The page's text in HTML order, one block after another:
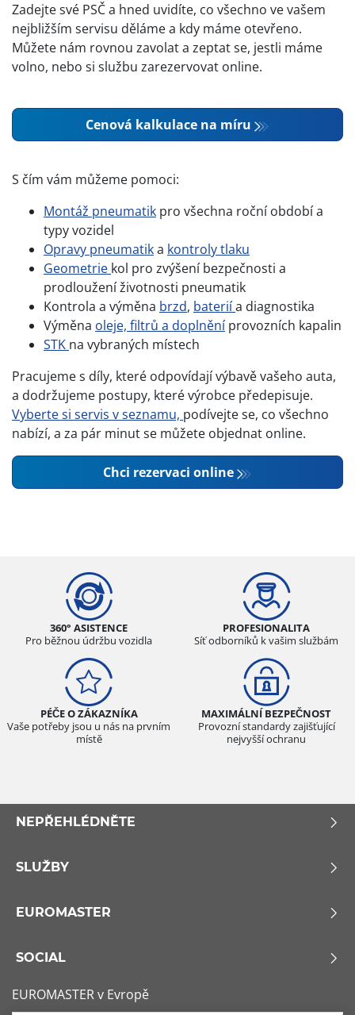
Zadejte své PSČ a hned uvidíte, co všechno ve vašem
nejbližším servisu děláme a kdy máme otevřeno.
Můžete nám rovnou zavolat a zeptat se, jestli máme
volno, nebo si službu zarezervovat online.
Cenová kalkulace na míru
S čím vám můžeme pomoci:
Montáž pneumatik pro všechna roční období a
typy vozidel
Opravy pneumatika kontroly tlaku
Geometrie kol pro zvýšení bezpečnosti a
prodloužení životnosti pneumatik
Kontrola a výměna brzd, bateriía diagnostika
Výměna oleje, filtrů a doplněníprovozních kapalin
STK na vybraných místech
Pracujeme s díly, které odpovídají výbavě vašeho auta,
a dodržujeme postupy, které výrobce předepisuje.
Vyberte si servis v seznamu, podívejte se, co všechno
nabízí, a za pár minut se můžete objednat online.
Chci rezervaci online
360° ASISTENCE
Pro běžnou údržbu vozidla
PROFESIONALITA
Síť odborníků k vašim službám
PÉČE O ZÁKAZNÍKA
Vaše potřeby jsou u nás na prvním
místě
MAXIMÁLNÍ BEZPEČNOST
Provozní standardy zajišťující
nejvyšší ochranu
NEPŘEHLÉDNĚTE
SLUŽBY
EUROMASTER
SOCIAL
EUROMASTER v Evropě